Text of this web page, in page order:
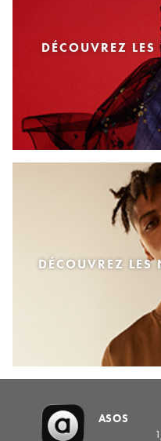
DÉCOUVREZ
DÉCOUVREZ LES
ASOS